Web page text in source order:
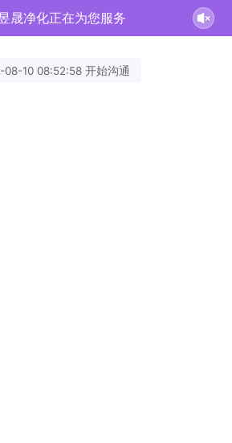
晟净化正在为您服务
08-10 08:52:58 开始沟通